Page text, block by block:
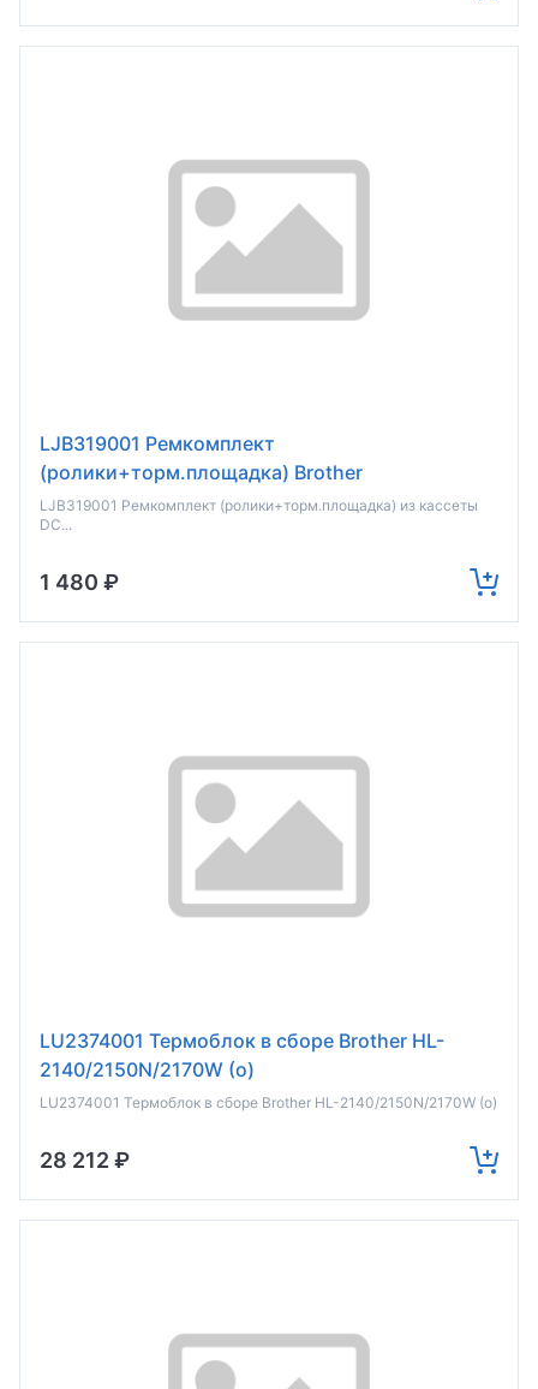
LJB319001 Ремкомплект
(ролики+торм.площадка) Brother
DCP7080/7180/2500/2520/2540/2541/2560/HL-
L23
LJB319001 Ремкомплект (ролики+торм.площадка) из кассеты
DC...
1 480 ₽
LU2374001 Термоблок в сборе Brother HL-
2140/2150N/2170W (о)
LU2374001 Термоблок в сборе Brother HL-2140/2150N/2170W (о)
28 212 ₽